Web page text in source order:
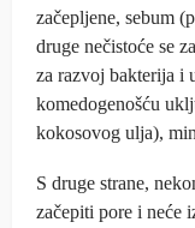
začepljene, sebum
druge nečistoće se
za razvoj bakterija i
komedogenošću
kokosovog ulja),
S druge strane,
začepiti pore i neće